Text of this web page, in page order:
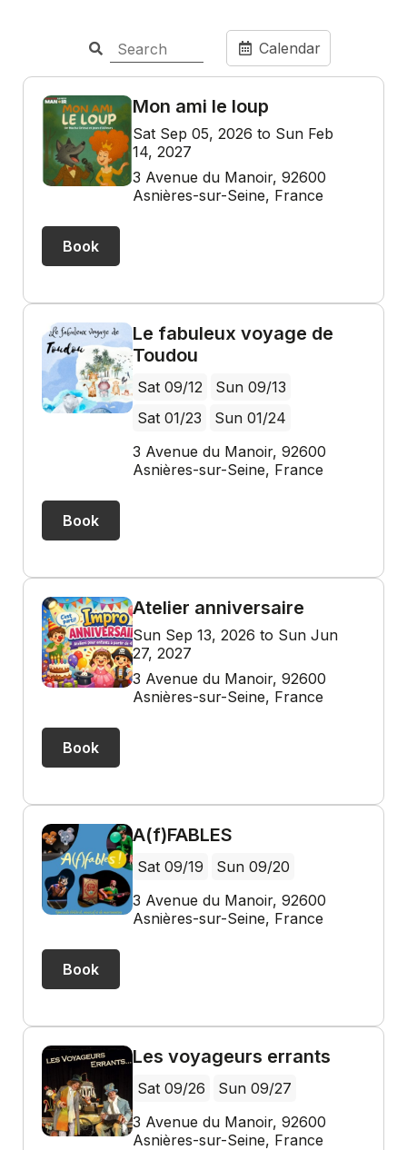
Calendar
Mon ami le loup
Sat Sep 05, 2026 to Sun Feb
14, 2027
3 Avenue du Manoir, 92600
Asnières-sur-Seine, France
Book
Le fabuleux voyage de
Toudou
Sat 09/12
Sun 09/13
Sat 01/23
Sun 01/24
3 Avenue du Manoir, 92600
Asnières-sur-Seine, France
Book
Atelier anniversaire
Sun Sep 13, 2026 to Sun Jun
27, 2027
3 Avenue du Manoir, 92600
Asnières-sur-Seine, France
Book
A(f)FABLES
Sat 09/19
Sun 09/20
3 Avenue du Manoir, 92600
Asnières-sur-Seine, France
Book
Les voyageurs errants
Sat 09/26
Sun 09/27
3 Avenue du Manoir, 92600
Asnières-sur-Seine, France